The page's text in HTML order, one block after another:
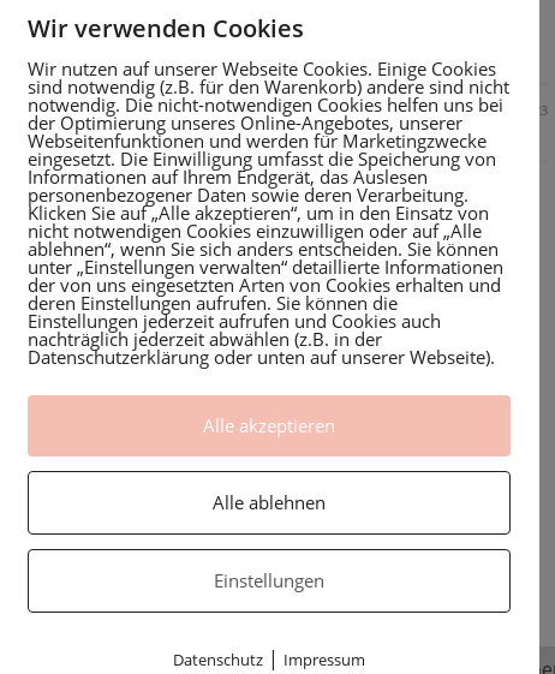
zur Sprache, wenn euer Baby doch irgendwie gerade
Empfehlungen sprechen sich immer…
31. JULI 2023
Wir verwenden Cookies
Wir nutzen auf unserer Webseite Cookies. Einige Cookies
sind notwendig (z.B. für den Warenkorb) andere sind nicht
notwendig. Die nicht-notwendigen Cookies helfen uns bei
der Optimierung unseres Online-Angebotes, unserer
Webseitenfunktionen und werden für Marketingzwecke
eingesetzt. Die Einwilligung umfasst die Speicherung von
Informationen auf Ihrem Endgerät, das Auslesen
personenbezogener Daten sowie deren Verarbeitung.
Klicken Sie auf „Alle akzeptieren“, um in den Einsatz von
nicht notwendigen Cookies einzuwilligen oder auf „Alle
ablehnen“, wenn Sie sich anders entscheiden. Sie können
unter „Einstellungen verwalten“ detaillierte Informationen
der von uns eingesetzten Arten von Cookies erhalten und
deren Einstellungen aufrufen. Sie können die
Einstellungen jederzeit aufrufen und Cookies auch
nachträglich jederzeit abwählen (z.B. in der
Datenschutzerklärung oder unten auf unserer Webseite).
Alle akzeptieren
Alle ablehnen
Einstellungen
Datenschutz | Impressum